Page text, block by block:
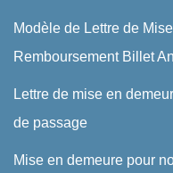
Modèle de Lettre de
Remboursement Billet
Lettre de mise en
de passage
Mise en demeure pour